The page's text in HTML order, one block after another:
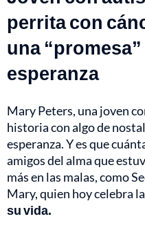
perrita con
una
esperanza
Mary Peters, una joven
historia con algo de
esperanza. Y es que
amigos del alma que
más en las malas, como
Mary, quien hoy celebra
su vida.